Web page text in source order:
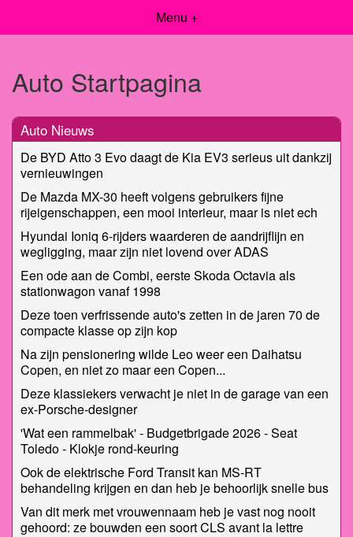
Menu +
Auto Startpagina
Auto Nieuws
De BYD Atto 3 Evo daagt de Kia EV3 serieus uit dankzij
vernieuwingen
De Mazda MX-30 heeft volgens gebruikers fijne
rijeigenschappen, een mooi interieur, maar is niet ech
Hyundai Ioniq 6-rijders waarderen de aandrijflijn en
wegligging, maar zijn niet lovend over ADAS
Een ode aan de Combi, eerste Skoda Octavia als
stationwagon vanaf 1998
Deze toen verfrissende auto's zetten in de jaren 70 de
compacte klasse op zijn kop
Na zijn pensionering wilde Leo weer een Daihatsu
Copen, en niet zo maar een Copen...
Deze klassiekers verwacht je niet in de garage van een
ex-Porsche-designer
'Wat een rammelbak' - Budgetbrigade 2026 - Seat
Toledo - Klokje rond-keuring
Ook de elektrische Ford Transit kan MS-RT
behandeling krijgen en dan heb je behoorlijk snelle bus
Van dit merk met vrouwennaam heb je vast nog nooit
gehoord: ze bouwden een soort CLS avant la lettre